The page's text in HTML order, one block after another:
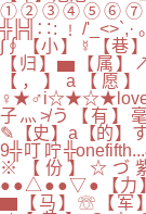
①②③④⑤⑥⑦⑧⑨
╬╠╣∷:﹗/'_<>`,·
∫∮【小】☿【巷
【归】▅【属
【，】a【愿
子灬≯う【有】
✎【史】a【的】
9╬叮咛
※【份】☆づ
●●△●●▽●【力】
▆【马】☏【军